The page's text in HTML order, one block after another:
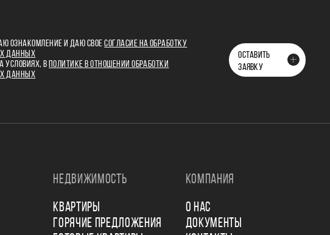
ОЗНАКОМЛЕНИЕ И ДАЮ СВОЕСОГЛАСИЕ НА ОБРАБОТКУ
ДАННЫХ
УСЛОВИЯХ, В
ПОЛИТИКЕ В ОТНОШЕНИИ ОБРАБОТКИ
ДАННЫХ
ОСТАВИТЬ
ЗАЯВКУ
НЕДВИЖИМОСТЬ
КВАРТИРЫ
ГОРЯЧИЕ ПРЕДЛОЖЕНИЯ
КОМПАНИЯ
О НАС
ДОКУМЕНТЫ